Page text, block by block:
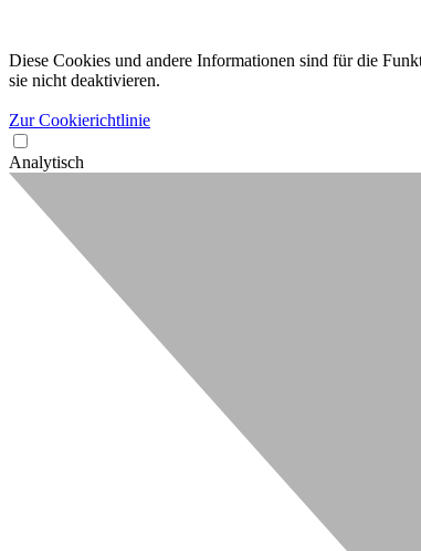
Diese Cookies und andere Informationen sind für die
sie nicht deaktivieren.
Zur Cookierichtlinie
Analytisch